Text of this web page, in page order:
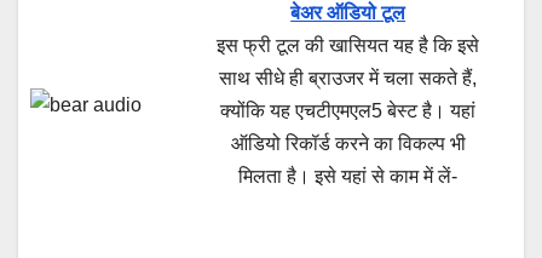
बेअर ऑडियो टूल
इस फ्री टूल की खासियत यह है कि इसे
साथ सीधे ही ब्राउजर में चला सकते हैं,
क्योंकि यह एचटीएमएल5 बेस्ट है। यहां
ऑडियो रिकॉर्ड करने का विकल्प भी
मिलता है। इसे यहां से काम में लें-